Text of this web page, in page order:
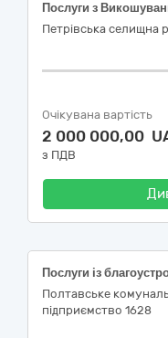
Петрівська селищна
Очікувана вартість
2 000 000,00
з ПДВ
Полтавське
підприємство 1628